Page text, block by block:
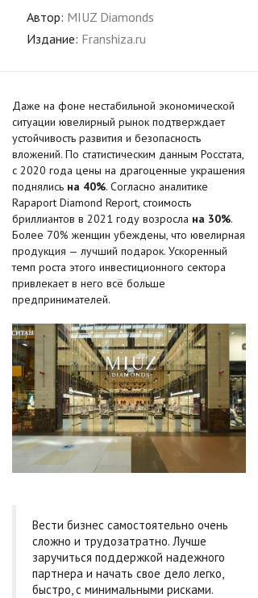
Автор: MIUZ Diamonds
Издание: Franshiza.ru
Даже на фоне нестабильной экономической
ситуации ювелирный рынок подтверждает
устойчивость развития и безопасность
вложений. По статистическим данным Росстата,
с 2020 года цены на драгоценные украшения
поднялись на 40%. Согласно аналитике
Rapaport Diamond Report, стоимость
бриллиантов в 2021 году возросла на 30%.
Более 70% женщин убеждены, что ювелирная
продукция — лучший подарок. Ускоренный
темп роста этого инвестиционного сектора
привлекает в него всё больше
предпринимателей.
Вести бизнес самостоятельно очень
сложно и трудозатратно. Лучше
заручиться поддержкой надежного
партнера и начать свое дело легко,
быстро, с минимальными рисками.